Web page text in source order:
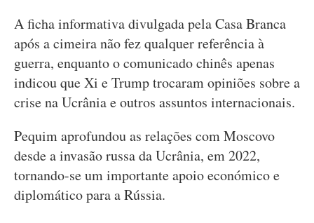
A ficha informativa divulgada pela Casa Branca
após a cimeira não fez qualquer referência à
guerra, enquanto o comunicado chinês apenas
indicou que Xi e Trump trocaram opiniões sobre a
crise na Ucrânia e outros assuntos internacionais.
Pequim aprofundou as relações com Moscovo
desde a invasão russa da Ucrânia, em 2022,
tornando-se um importante apoio económico e
diplomático para a Rússia.